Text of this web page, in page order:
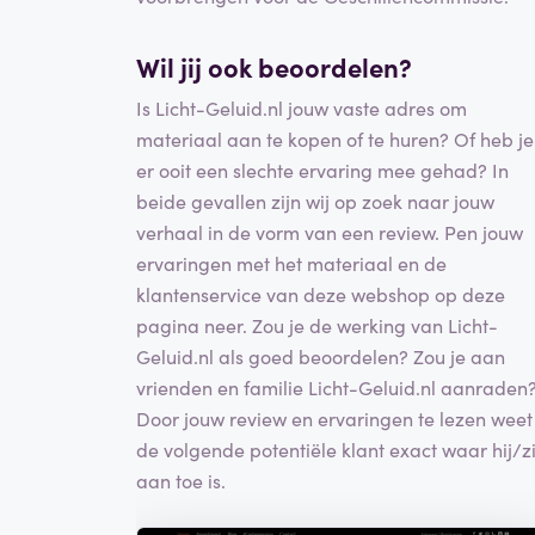
Wil jij ook beoordelen?
Is Licht-Geluid.nl jouw vaste adres om
materiaal aan te kopen of te huren? Of heb je
er ooit een slechte ervaring mee gehad? In
beide gevallen zijn wij op zoek naar jouw
verhaal in de vorm van een review. Pen jouw
ervaringen met het materiaal en de
klantenservice van deze webshop op deze
pagina neer. Zou je de werking van Licht-
Geluid.nl als goed beoordelen? Zou je aan
vrienden en familie Licht-Geluid.nl
Door jouw review en ervaringen te lezen weet
de volgende potentiële klant exact waar hij/
aan toe is.